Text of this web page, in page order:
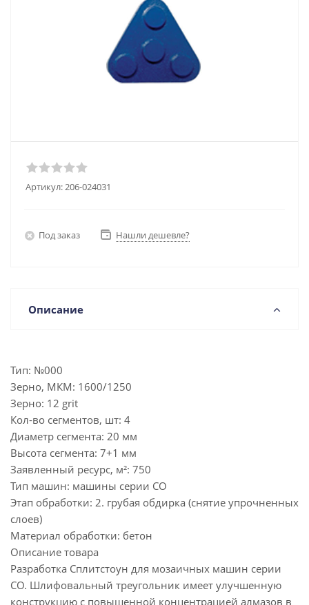
Артикул:206-024031
Под заказ Нашли дешевле?
Описание
Тип: №000
Зерно, МКМ: 1600/1250
Зерно: 12 grit
Кол-во сегментов, шт: 4
Диаметр сегмента: 20 мм
Высота сегмента: 7+1 мм
Заявленный ресурс, м²: 750
Тип машин: машины серии СО
Этап обработки: 2. грубая обдирка (снятие упрочненных
слоев)
Материал обработки: бетон
Описание товара
Разработка Сплитстоун для мозаичных машин серии
СО. Шлифовальный треугольник имеет улучшенную
конструкцию с повышенной концентрацией алмазов в